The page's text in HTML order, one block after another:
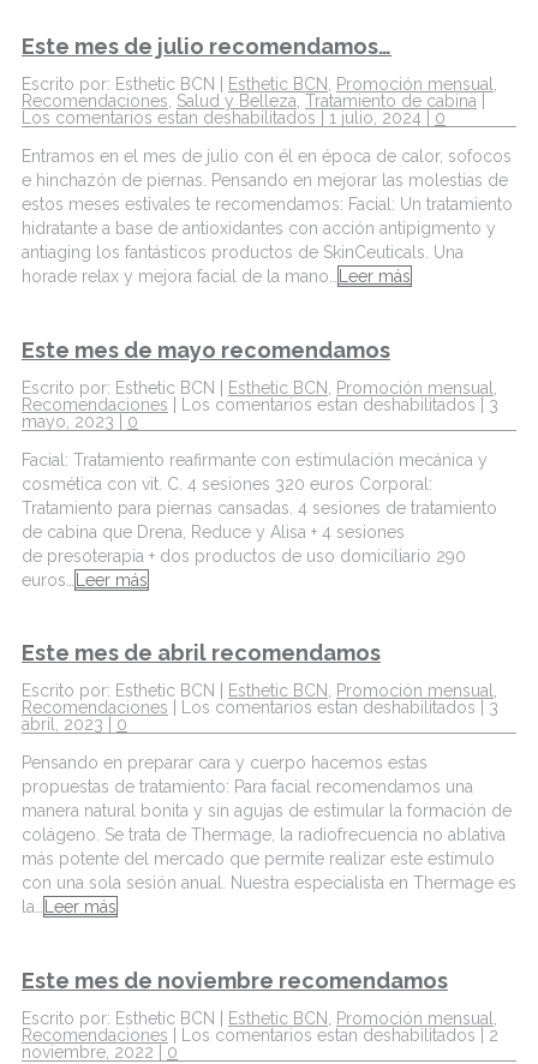
Este mes de julio recomendamos…
Escrito por: Esthetic BCN | Esthetic BCN Promoción mensual
Recomendaciones Salud y Belleza Tratamiento de cabina
Los comentarios estan deshabilitados | 1 julio, 2024 | 0
Entramos en el mes de julio con él en época de calor, sofocos
e hinchazón de piernas. Pensando en mejorar las molestias de
estos meses estivales te recomendamos: Facial: Un tratamiento
hidratante a base de antioxidantes con acción antipigmento y
antiaging los fantásticos productos de SkinCeuticals. Una
horade relax y mejora facial de la mano…
Leer más
Este mes de mayo recomendamos
Escrito por: Esthetic BCN | Esthetic BCN Promoción mensual
Recomendaciones | Los comentarios estan deshabilitados | 3
mayo, 2023 | 0
Facial: Tratamiento reafirmante con estimulación mecánica y
cosmética con vit. C. 4 sesiones 320 euros Corporal:
Tratamiento para piernas cansadas. 4 sesiones de tratamiento
de cabina que Drena, Reduce y Alisa + 4 sesiones
de presoterapia + dos productos de uso domiciliario 290
euros…
Leer más
Este mes de abril recomendamos
Escrito por: Esthetic BCN | Esthetic BCN, Promoción mensual,
Recomendaciones
Los comentarios estan deshabilitados | 3
abril, 2023 | 0
Pensando en preparar cara y cuerpo hacemos estas
propuestas de tratamiento: Para facial recomendamos una
manera natural bonita y sin agujas de estimular la formación de
colágeno. Se trata de Thermage, la radiofrecuencia no ablativa
más potente del mercado que permite realizar este estímulo
con una sola sesión anual. Nuestra especialista en Thermage es
la… Leer más
Este mes de noviembre recomendamos
Escrito por: Esthetic BCN | Esthetic BCN, Promoción mensual,
Recomendaciones
Los comentarios estan deshabilitados | 2
noviembre, 2022 | 0